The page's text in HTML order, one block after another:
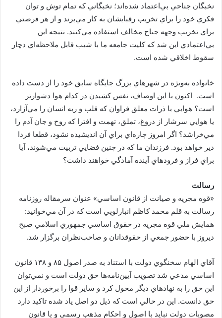
نخبگان جناحي بي‌اعتماد شده‌اند؛ نخبگاني كه تمام توش و توان
فكري خود را براي تخريب رقبايشان به كار مي‌برند و از هر فرصتي
براي تخريب وجهه جناح مخالف استفاده مي‌كنند. نتيجه اين
بي‌اعتمادي اين شد كه كليت جامعه ما با شيب قابل ملاحظه‌اي دچار
سقوط اخلاقي شده است.
خانواده به‌ويژه در شهرهاي بزرگ جايگاه سابق خود را از دست داده
است. اكنون با اين اوصاف، نفس كشيدن در كدام هوا دشوارتر
است؟ هوايي با ذرات معلق فراوان كه قلب و ريه انسان را مي‌آزارد،
يا هوايي سرشار از دروغ، تملق، تهمت و افترا كه روح و جان آدم را
مي‌خراشد؟ اگر امروز چاره‌اي براي آن انديشيده نشود، قطعا فردا
دير خواهد بود. فرزندان ما كه در چنين فضايي تربيت مي‌شوند، آيا
براي فراز و فرودهاي آينده آمادگي خواهند داشت؟
رسالت
«قوه مجريه و صيانت از قانون اساسي» عنوان سرمقاله روزنامه
رسالت به قلم محمد كاظم انبارلويي است كه در آن مي‌خوانيد:
همايش ملي قوه مجريه در حقوق اساسي جمهوري اسلامي صبح
ديروز با حضور جمعي از حقوقدانان و صاحب‌نظران برگزار شد.
آقاي الهام سخنگوي دولت با استناد به صدر اصول ۸۵ و ۱۳۸ قانون
اساسي مدعي شد تصويب آيين‌نامه‌ها حق دولت است و نمي‌توان
اين حق را به نهادهاي ديگر محول كرد و ساير قوا را برخوردار از اين
حق دانست. اين در حالي است كه ذيل دو اصل ياد شده تاكيد دارد
مصوبات دولت نبايد با اصول و احكام مذهب رسمي و يا قانون